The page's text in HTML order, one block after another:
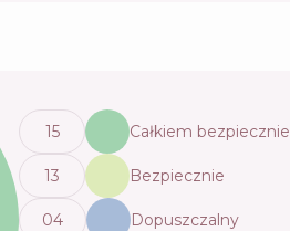
15 Całkiem bezpiecznie
13 Bezpiecznie
04 Dopuszczalny